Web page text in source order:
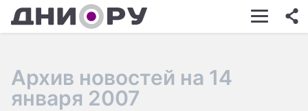
ШОУ-БИЗНЕС
КИНО
Архив новостей на 14
января 2007